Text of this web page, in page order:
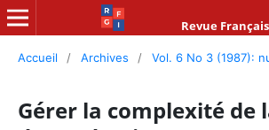
Revue
Accueil / Archives / Vol. 6 No 3 (1987):
Gérer la complexité de